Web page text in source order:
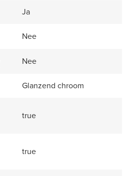
Ja
Nee
Nee
Glanzend chroom
true
true